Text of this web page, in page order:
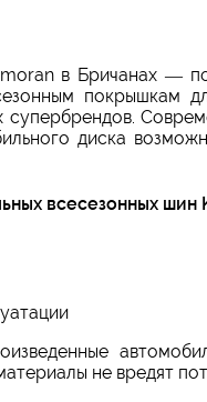
в Бричанах —
покрышкам
супербрендов.
диска
всесезонных шин
не вредят